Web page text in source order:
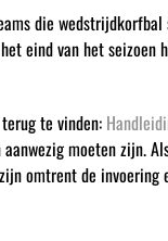
die
eind van het seizoen
te vinden:
moeten zijn.
omtrent de invoering